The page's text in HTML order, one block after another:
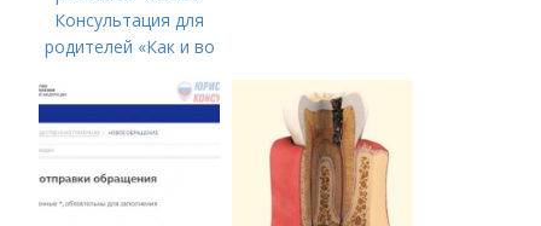
Консультация для
родителей «Как и во
ребенком от 1,5 до 3
лет»